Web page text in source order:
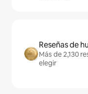
Reseñas de
Más de 2,130
elegir